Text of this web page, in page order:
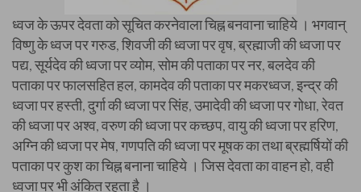
ध्वज के ऊपर देवता को सूचित करनेवाला चिह्न बनवाना चाहिये । भगवान्
विष्णु के ध्वज पर गरुड, शिवजी की ध्वजा पर वृष, ब्रह्माजी की ध्वजा पर
पद्य, सूर्यदेव की ध्वजा पर व्योम, सोम की पताका पर नर, बलदेव की
पताका पर फालसहित हल, कामदेव की पताका पर मकरध्वज, इन्द्र की
ध्वजा पर हस्ती, दुर्गा की ध्वजा पर सिंह, उमादेवी की ध्वजा पर गोधा, रेवत
की ध्वजा पर अश्व, वरुण की ध्वजा पर कच्छप, वायु की ध्वजा पर हरिण,
अग्नि की ध्वजा पर मेष, गणपति की ध्वजा पर मूषक का तथा ब्रह्मर्षियों की
पताका पर कुश का चिह्न बनाना चाहिये । जिस देवता का वाहन हो, वही
ध्वजा पर भी अंकित रहता है ।